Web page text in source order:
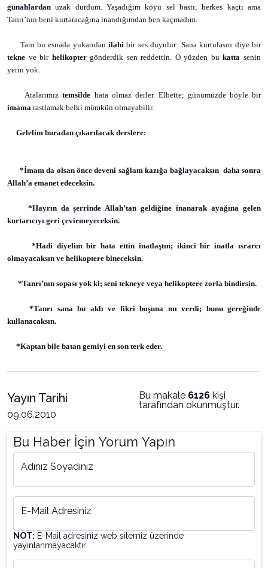
günahlardan uzak durdum. Yaşadığım köyü sel bastı; herkes kaçtı ama
Tanrı’nın beni kurtaracağına inandığımdan ben kaçmadım.
Tam bu esnada yukarıdan ilahibir ses duyulur: Sana kurtulasın diye bir
tekne ve bir helikoptergönderdik sen reddettin. O yüzden bukatta senin
yerin yok.
Atalarımıztemsilde hata olmaz derler. Elbette; günümüzde böyle bir
imama rastlamak belki mümkün olmayabilir.
Gelelim buradan çıkarılacak derslere:
*İmam da olsan önce deveni sağlam kazığa bağlayacaksın daha sonra
Allah’a emanet edeceksin.
*Hayrın da şerrinde Allah’tan geldiğine inanarak ayağına gelen
kurtarıcıyı geri çevirmeyeceksin.
*Hadi diyelim bir hata ettin inatlaştın; ikinci bir inatla ısrarcı
olmayacaksın ve helikoptere bineceksin.
*Tanrı’nın sopası yok ki; seni tekneye veya helikoptere zorla bindirsin.
*Tanrı sana bu aklı ve fikri boşuna mı verdi; bunu gereğinde
kullanacaksın.
*Kaptan bile batan gemiyi en son terk eder.
Yayın Tarihi
09.06.2010
Bu makale 6126 kişi
tarafından okunmuştur.
Bu Haber İçin Yorum Yapın
Adınız Soyadınız
E-Mail Adresiniz
NOT: E-Mail adresiniz web sitemiz üzerinde
yayınlanmayacaktır.